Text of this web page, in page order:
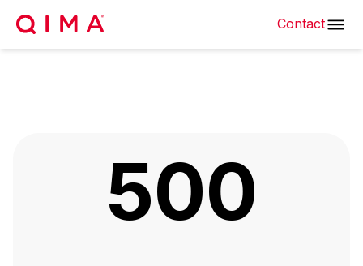
Contact
500